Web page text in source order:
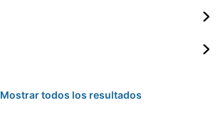
Mostrar todos los resultados